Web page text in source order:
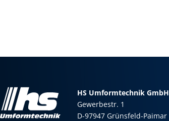
HS Umformtechnik GmbH
Gewerbestr. 1
D-97947 Grünsfeld-Paimar